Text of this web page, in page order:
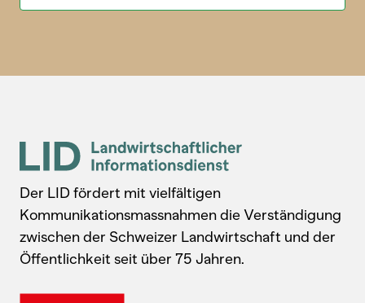
Der LID fördert mit vielfältigen
Kommunikationsmassnahmen die Verständigung
zwischen der Schweizer Landwirtschaft und der
Öffentlichkeit seit über 75 Jahren.